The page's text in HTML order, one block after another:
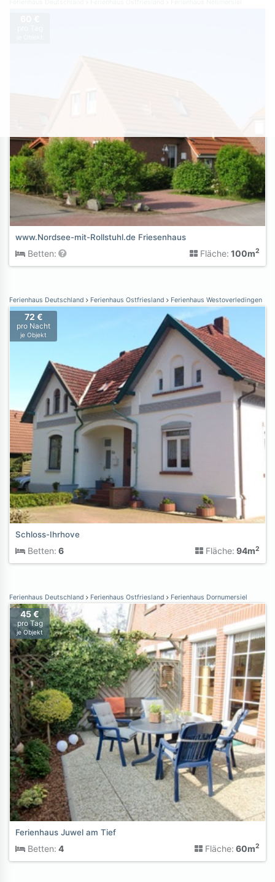
www.Nordsee-mit-Rollstuhl.de Friesenhaus
Betten: Fläche: 100m2
Ferienhaus Deutschland Ferienhaus Ostfriesland Ferienhaus Westoverledingen
72 €
pro Nacht
je Objekt
Schloss-Ihrhove
Betten: 6 Fläche: 94m2
Ferienhaus Deutschland Ferienhaus Ostfriesland Ferienhaus Dornumersiel
45 €
pro Tag
je Objekt
Ferienhaus Juwel am Tief
Betten: 4 Fläche: 60m2